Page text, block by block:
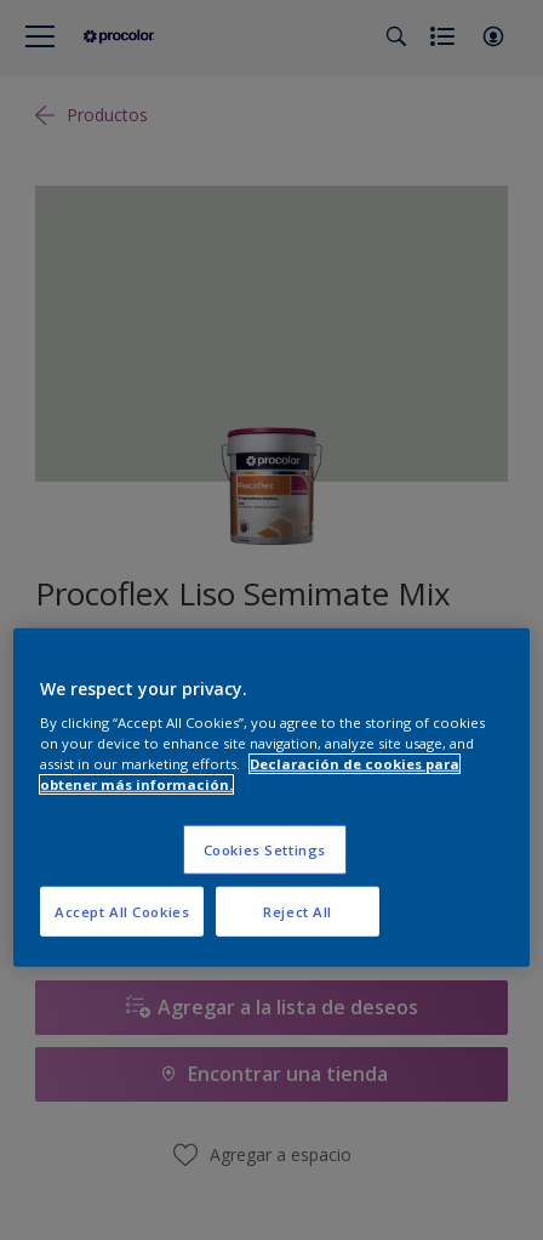
Productos
Procoflex Liso Semimate Mix
Tamaño
Calculadora de pintura
Calcular
Agregar a la lista de deseos
Encontrar una tienda
Agregar a espacio
We respect your privacy.
By clicking “Accept All Cookies”, you agree to the storing of cookies
on your device to enhance site navigation, analyze site usage, and
assist in our marketing efforts.
Declaración de cookies para
obtener más información.
Cookies Settings
Reject All
Accept All Cookies